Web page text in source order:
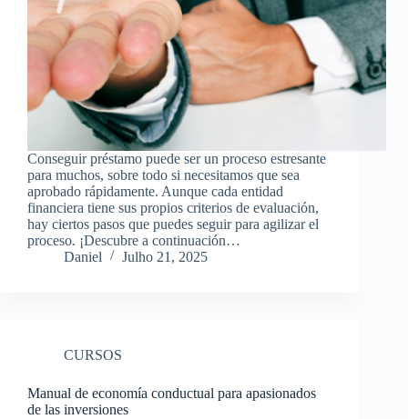
Conseguir préstamo puede ser un proceso estresante
para muchos, sobre todo si necesitamos que sea
aprobado rápidamente. Aunque cada entidad
financiera tiene sus propios criterios de evaluación,
hay ciertos pasos que puedes seguir para agilizar el
proceso. ¡Descubre a continuación…
Daniel
Julho 21, 2025
CURSOS
Manual de economía conductual para apasionados
de las inversiones